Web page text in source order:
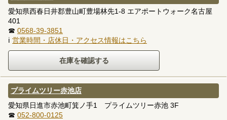
愛知県西春日井郡豊山町豊場林先1-8 エアポートウォーク名古屋
401
☎ 0568-39-3851
ℹ 営業時間・店休日・アクセス情報はこちら
プライムツリー赤池店
愛知県日進市赤池町箕ノ手1 プライムツリー赤池 3F
☎ 052-800-0125